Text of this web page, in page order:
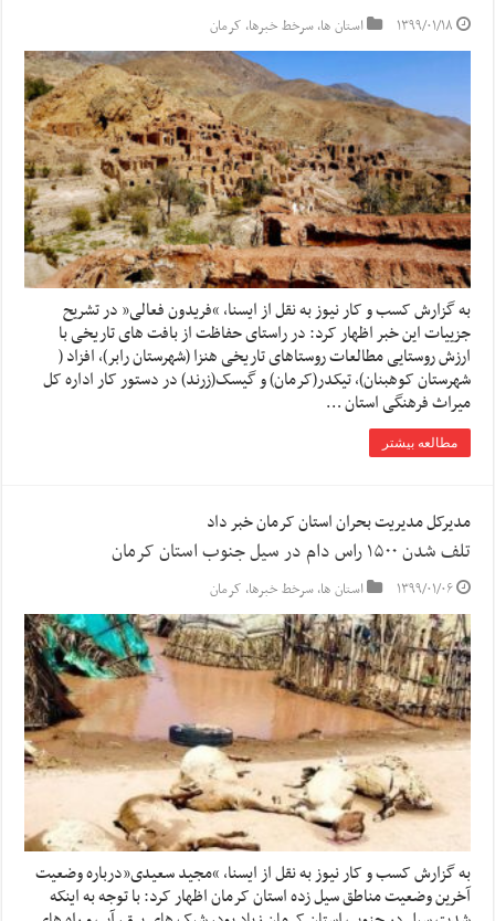
۱۳۹۹/۰۱/۱۸ استان ها,سرخط خبرها, کرمان
به گزارش کسب و کار نیوز به نقل از ایسنا, “فریدون فعالی” در تشریح
جزییات این خبر اظهار کرد: در راستای حفاظت از بافت های تاریخی با
ارزش روستایی مطالعات روستاهای تاریخی هنزا (شهرستان رابر)، افزاد (
شهرستان کوهبنان)، تیکدر(کرمان) و گیسک(زرند) در دستور کار اداره کل
میراث فرهنگی استان …
مطالعه بیشتر
مدیرکل مدیریت بحران استان کرمان خبر داد
تلف شدن ۱۵۰۰ راس دام در سیل جنوب استان کرمان
۱۳۹۹/۰۱/۰۶ استان ها,سرخط خبرها, کرمان
به گزارش کسب و کار نیوز به نقل از ایسنا, “مجید سعیدی”درباره وضعیت
آخرین وضعیت مناطق سیل زده استان کرمان اظهار کرد: با توجه به اینکه